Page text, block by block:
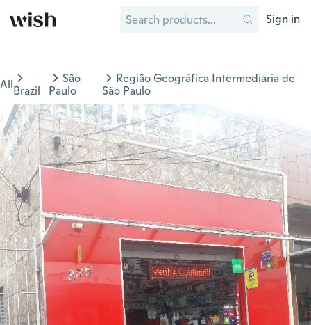
Sign in
AllBrazil
São
Paulo
Região Geográfica Intermediária de
São Paulo